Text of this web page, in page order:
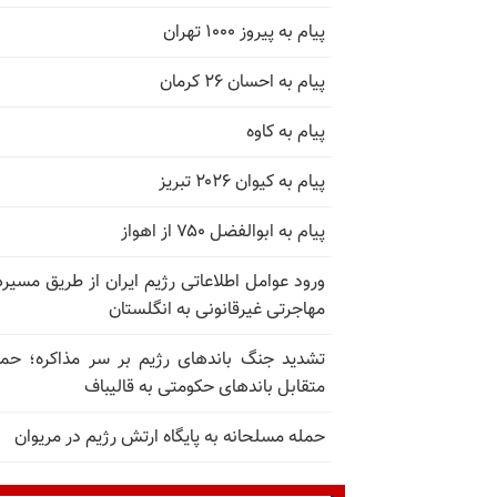
پیام به پیروز ۱۰۰۰ تهران
پیام به احسان ۲۶ کرمان
پیام به کاوه
پیام به کیوان ۲۰۲۶ تبریز
پیام به ابوالفضل ۷۵۰ از اهواز
ورود عوامل اطلاعاتی رژیم ایران از طریق
مهاجرتی غیرقانونی به انگلستان
تشدید جنگ باندهای رژیم بر سر مذاکره؛
متقابل باندهای حکومتی به قالیباف
حمله مسلحانه به پایگاه ارتش رژیم در مریوان